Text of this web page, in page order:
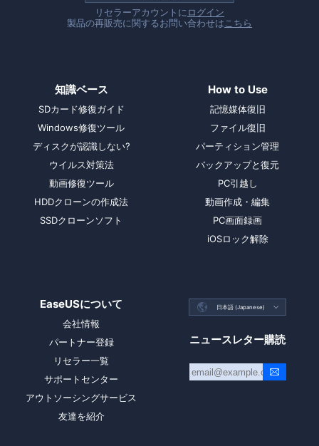
リセラーアカウントにログイン
製品の再販売に関するお問い合わせはこちら
知識ベース
SDカード修復ガイド
Windows修復ツール
ディスクが認識しない?
ウイルス対策法
動画修復ツール
HDDクローンの作成法
SSDクローンソフト
How to Use
記憶媒体復旧
ファイル復旧
パーティション管理
バックアップと復元
PC引越し
動画作成・編集
PC画面録画
iOSロック解除
EaseUSについて
会社情報
パートナー登録
リセラー一覧
サポートセンター
アウトソーシングサービス
友達を紹介
 日本語 (Japanese) 
ニュースレター購読